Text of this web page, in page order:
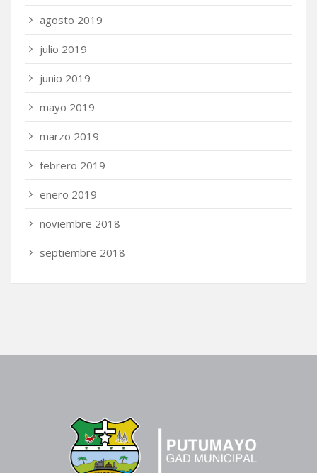
agosto 2019
julio 2019
junio 2019
mayo 2019
marzo 2019
febrero 2019
enero 2019
noviembre 2018
septiembre 2018